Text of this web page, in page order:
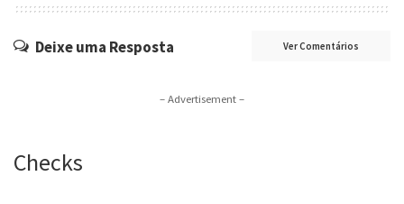
Deixe uma Resposta Ver Comentários
– Advertisement –
Checks